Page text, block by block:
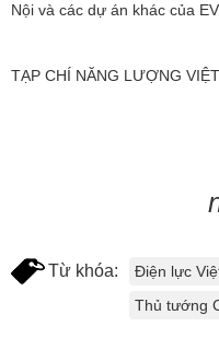
Nội và các dự án khác của
TẠP CHÍ NĂNG LƯỢNG
Từ khóa: Điện lực
Thủ tướng